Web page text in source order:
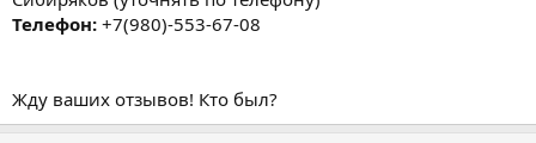
Телефон: +7(980)-553-67-08
Жду ваших отзывов! Кто был?